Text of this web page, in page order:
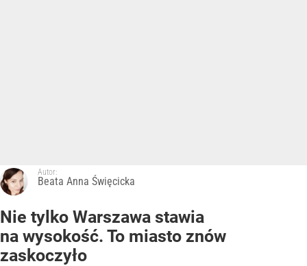
Autor:
Beata Anna Święcicka
Nie tylko Warszawa stawia
na wysokość. To miasto znów
zaskoczyło